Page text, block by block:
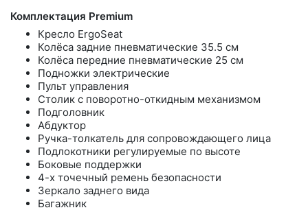
Комплектация Premium
Кресло ErgoSeat
Колёса задние пневматические 35.5 см
Колёса передние пневматические 25 см
Подножки электрические
Пульт управления
Столик с поворотно-откидным механизмом
Подголовник
Абдуктор
Ручка-толкатель для сопровождающего лица
Подлокотники регулируемые по высоте
Боковые поддержки
4-х точечный ремень безопасности
Зеркало заднего вида
Багажник